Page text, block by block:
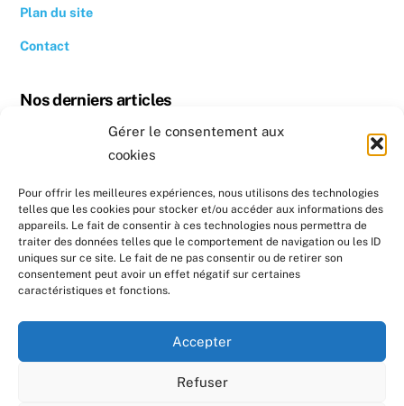
Gérer le consentement aux
cookies
Pour offrir les meilleures expériences, nous utilisons des technologies
telles que les cookies pour stocker et/ou accéder aux informations des
appareils. Le fait de consentir à ces technologies nous permettra de
traiter des données telles que le comportement de navigation ou les ID
uniques sur ce site. Le fait de ne pas consentir ou de retirer son
consentement peut avoir un effet négatif sur certaines
caractéristiques et fonctions.
Accepter
Refuser
Plan du site
Contact
Nos derniers articles
Revoir la conférence « Quand se chauffer devient un luxe »
Nos prochains évènements
Formation : Réaliser un diagnostic sociotechnique au
domicile de ménages en précarité énergétique
Formation : Réaliser un diagnostic sociotechnique au
domicile de ménages en précarité énergétique